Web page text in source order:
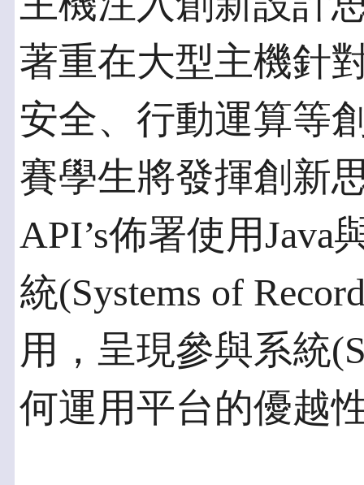
著重在大型主機針
安全、行動運算等
賽學生將發揮創新
API’s佈署使用Java
統(Systems of
用，呈現參與系統
何運用平台的優越